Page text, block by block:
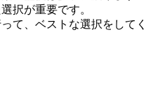
択が重要です。
て、ベストな選択をしてく